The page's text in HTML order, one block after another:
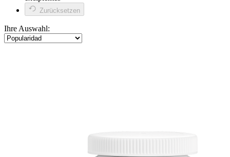
Zurücksetzen
Ihre Auswahl: